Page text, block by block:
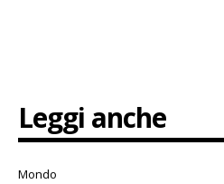
Leggi anche
Mondo